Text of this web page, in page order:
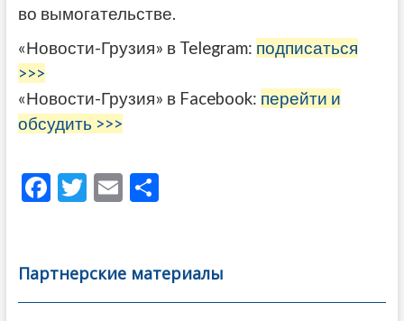
во вымогательстве.
«Новости-Грузия» в Telegram: подписаться
>>>
«Новости-Грузия» в Facebook: перейти и
обсудить >>>
F
b
o
T
er
E
l
О
а
в
Партнерские материалы